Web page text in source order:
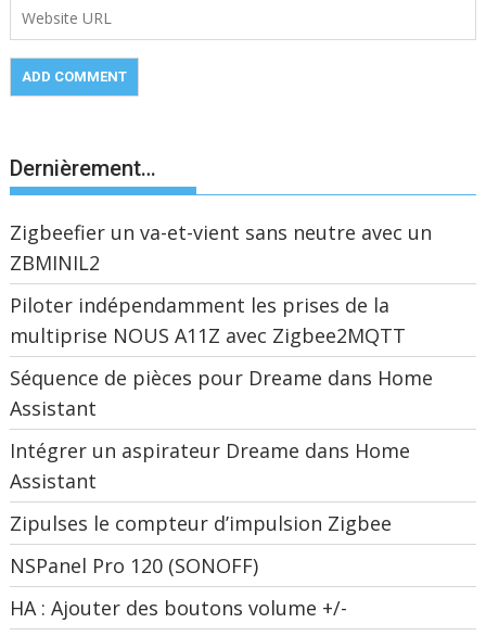
Dernièrement…
Zigbeefier un va-et-vient sans neutre avec un
ZBMINIL2
Piloter indépendamment les prises de la
multiprise NOUS A11Z avec Zigbee2MQTT
Séquence de pièces pour Dreame dans Home
Assistant
Intégrer un aspirateur Dreame dans Home
Assistant
Zipulses le compteur d’impulsion Zigbee
NSPanel Pro 120 (SONOFF)
HA : Ajouter des boutons volume +/-